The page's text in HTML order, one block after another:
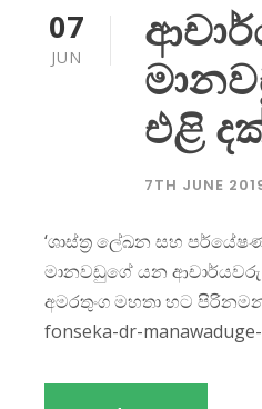
07
JUN
එළි
7TH JUNE
‘ශාස්ත්‍ර ලේඛන සහ
මානවඩුගේ යන ආචාර්යවරු
අමරතුංග මහතා හට පිරිනමන
fonseka-dr-